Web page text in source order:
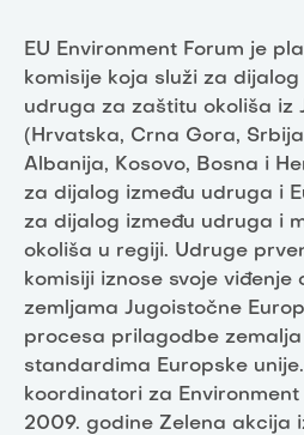
EU Environment Forum je
komisije koja služi za
udruga za zaštitu okoliša iz
(Hrvatska, Crna Gora,
Albanija, Kosovo, Bosna i
za dijalog između udruga i
za dijalog između udruga i
okoliša u regiji. Udruge
komisiji iznose svoje viđenje
zemljama Jugoistočne
procesa prilagodbe
standardima Europske
koordinatori za
2009. godine Zelena akcija